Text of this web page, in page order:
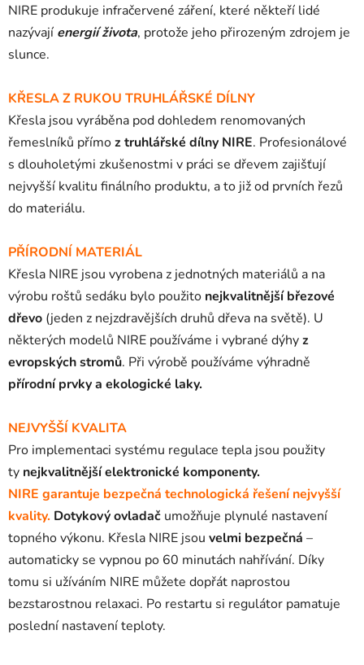
NIRE produkuje infračervené záření, které někteří lidé
nazývají energií života, protože jeho přirozeným zdrojem je
slunce.
KŘESLA Z RUKOU TRUHLÁŘSKÉ DÍLNY
Křesla jsou vyráběna pod dohledem renomovaných
řemeslníků přímoz truhlářské dílny NIRE. Profesionálové
s dlouholetými zkušenostmi v práci se dřevem zajišťují
nejvyšší kvalitu finálního produktu, a to již od prvních řezů
do materiálu.
PŘÍRODNÍ MATERIÁL
Křesla NIRE jsou vyrobena z jednotných materiálů a na
výrobu roštů sedáku bylo použito nejkvalitnější březové
dřevo (jeden z nejzdravějších druhů dřeva na světě). U
některých modelů NIRE používáme i vybrané dýhyz
evropských stromů. Při výrobě používáme výhradně
přírodní prvky a ekologické laky.
NEJVYŠŠÍ KVALITA
Pro implementaci systému regulace tepla jsou použity
ty nejkvalitnější elektronické komponenty.
NIRE garantuje bezpečná technologická řešení nejvyšší
kvality. Dotykový ovladač umožňuje plynulé nastavení
topného výkonu. Křesla NIRE jsou velmi bezpečná –
automaticky se vypnou po 60 minutách nahřívání. Díky
tomu si užíváním NIRE můžete dopřát naprostou
bezstarostnou relaxaci. Po restartu si regulátor pamatuje
poslední nastavení teploty.